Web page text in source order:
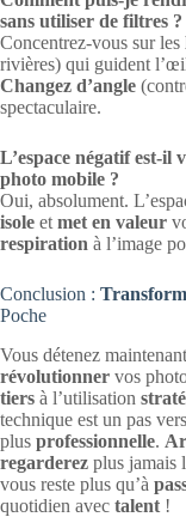
sans utiliser de filtres ?
Concentrez-vous sur les
rivières) qui guident
Changez d’angle
spectaculaire.
L’espace négatif est-
photo mobile ?
Oui, absolument.
isole et met en valeur
respiration à l’image
Conclusion :
Poche
Vous détenez
révolutionner vos
tiers à l’utilisation
technique est un pas
plus professionnelle.
regarderez plus jamais
vous reste plus qu’à
quotidien avec talent !